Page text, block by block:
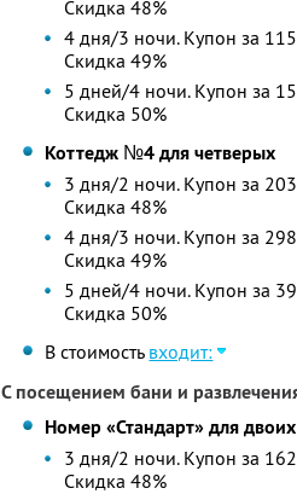
Скидка 48%
4 дня/3 ночи. Купон за
Скидка 49%
5 дней/4 ночи. Купон за
Скидка 50%
Коттедж №4 для четверых
3 дня/2 ночи. Купон за
Скидка 48%
4 дня/3 ночи. Купон за
Скидка 49%
5 дней/4 ночи. Купон за
Скидка 50%
В стоимость входит:
С посещением бани и
Номер «Стандарт» для двоих
3 дня/2 ночи. Купон за
Скидка 48%